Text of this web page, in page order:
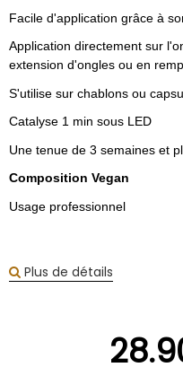
Facile d'application grâce à
Application directement sur
extension d'ongles ou en
S'utilise sur chablons ou
Catalyse 1 min sous LED
Une tenue de 3 semaines et
Composition Vegan
Usage professionnel
Plus de détails
28